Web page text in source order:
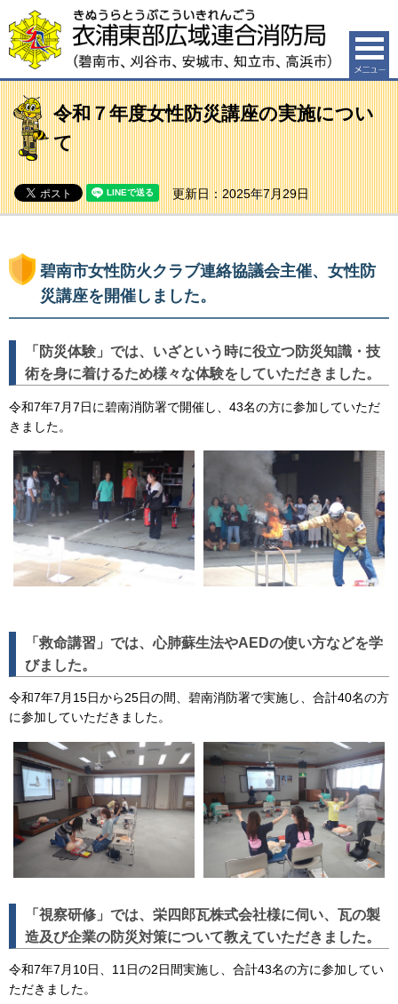
衣浦東部広域連合消防局（碧南市、刈谷市、安城市、知
立市、高浜市）
令和７年度女性防災講座の実施につい
て
更新日：2025年7月29日
碧南市女性防火クラブ連絡協議会主催、女性防
災講座を開催しました。
「防災体験」では、いざという時に役立つ防災知識・技
術を身に着けるため様々な体験をしていただきました。
令和7年7月7日に碧南消防署で開催し、43名の方に参加していただ
きました。
「救命講習」では、心肺蘇生法やAEDの使い方などを学
びました。
令和7年7月15日から25日の間、碧南消防署で実施し、合計40名の方
に参加していただきました。
「視察研修」では、栄四郎瓦株式会社様に伺い、瓦の製
造及び企業の防災対策について教えていただきました。
令和7年7月10日、11日の2日間実施し、合計43名の方に参加してい
ただきました。